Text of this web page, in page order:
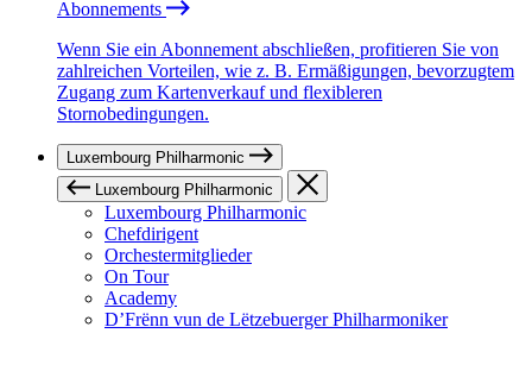
Abonnements
Wenn Sie ein Abonnement abschließen, profitieren Sie von
zahlreichen Vorteilen, wie z. B. Ermäßigungen, bevorzugtem
Zugang zum Kartenverkauf und flexibleren
Stornobedingungen.
Luxembourg Philharmonic
Luxembourg Philharmonic
Luxembourg Philharmonic
Chefdirigent
Orchestermitglieder
On Tour
Academy
D’Frënn vun de Lëtzebuerger Philharmoniker